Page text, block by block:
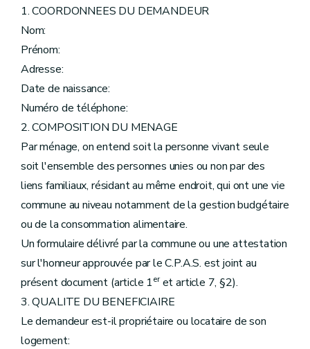
1. COORDONNEES DU DEMANDEUR
Nom:
Prénom:
Adresse:
Date de naissance:
Numéro de téléphone:
2. COMPOSITION DU MENAGE
Par ménage, on entend soit la personne vivant seule
soit l'ensemble des personnes unies ou non par des
liens familiaux, résidant au même endroit, qui ont une vie
commune au niveau notamment de la gestion budgétaire
ou de la consommation alimentaire.
Un formulaire délivré par la commune ou une attestation
sur l'honneur approuvée par le C.P.A.S. est joint au
présent document (article 1eret article 7, §2).
3. QUALITE DU BENEFICIAIRE
Le demandeur est-il propriétaire ou locataire de son
logement: